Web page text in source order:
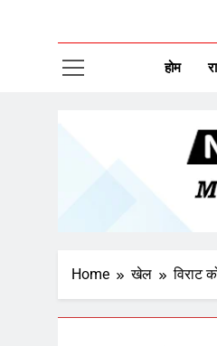
होम
Home खेल विराट